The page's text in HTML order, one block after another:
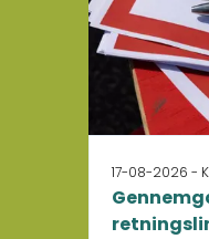
17-08-2026 -